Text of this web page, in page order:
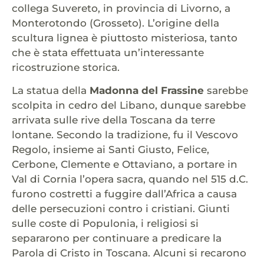
collega Suvereto, in provincia di Livorno, a
Monterotondo (Grosseto). L’origine della
scultura lignea è piuttosto misteriosa, tanto
che è stata effettuata un’interessante
ricostruzione storica.
La statua della Madonna del Frassine sarebbe
scolpita in cedro del Libano, dunque sarebbe
arrivata sulle rive della Toscana da terre
lontane. Secondo la tradizione, fu il Vescovo
Regolo, insieme ai Santi Giusto, Felice,
Cerbone, Clemente e Ottaviano, a portare in
Val di Cornia l’opera sacra, quando nel 515 d.C.
furono costretti a fuggire dall’Africa a causa
delle persecuzioni contro i cristiani. Giunti
sulle coste di Populonia, i religiosi si
separarono per continuare a predicare la
Parola di Cristo in Toscana. Alcuni si recarono